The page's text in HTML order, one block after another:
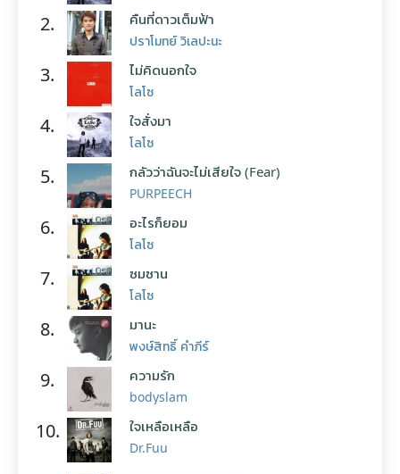
2. คืนที่ดาวเต็มฟ้า
ปราโมทย์ วิเลปะนะ
3. ไม่คิดนอกใจ
โลโซ
4. ใจสั่งมา
โลโซ
5. กลัวว่าฉันจะไม่เสียใจ (Fear)
PURPEECH
6. อะไรก็ยอม
โลโซ
7. ซมซาน
โลโซ
8. มานะ
พงษ์สิทธิ์ คำภีร์
9. ความรัก
bodyslam
10. ใจเหลือเหลือ
Dr.Fuu